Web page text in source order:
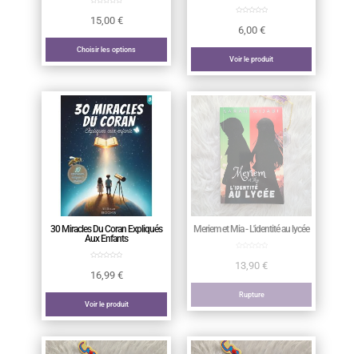
15,00 €
Choisir les options
6,00 €
Voir le produit
30 Miracles Du Coran Expliqués
Aux Enfants
16,99 €
Voir le produit
Meriem et Mia - L'identité au lycée
13,90€
Rupture